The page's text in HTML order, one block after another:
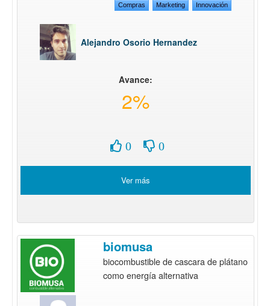
Compras Marketing Innovación
Alejandro Osorio Hernandez
Avance:
2%
0 0
Ver más
biomusa
biocombustible de cascara de plátano
como energía alternativa